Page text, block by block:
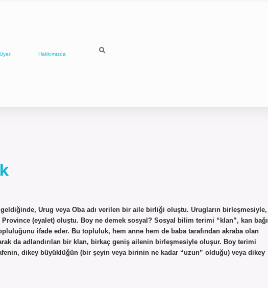
Hakkımızda
Urug veya Oba adı verilen bir aile birliği oluştu. Urugların birleşmesiyle,
(eyalet) oluştu. Boy ne demek sosyal? Sosyal bilim terimi “klan”, kan bağı
ifade eder. Bu topluluk, hem anne hem de baba tarafından akraba olan
da adlandırılan bir klan, birkaç geniş ailenin birleşmesiyle oluşur. Boy terimi
dikey büyüklüğün (bir şeyin veya birinin ne kadar “uzun” olduğu) veya dikey